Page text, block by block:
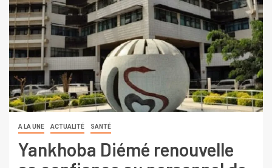
A LA UNE ACTUALITÉ SANTÉ
Yankhoba Diémé renouvelle